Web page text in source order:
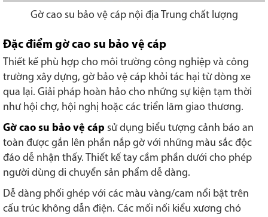
Gờ cao su bảo vệ cáp nội địa Trung chất lượng
Đặc điểm gờ cao su bảo vệ cáp
Thiết kế phù hợp cho môi trường công nghiệp và công
trường xây dựng, gờ bảo vệ cáp khỏi tác hại từ dòng xe
qua lại. Giải pháp hoàn hảo cho những sự kiện tạm thời
như hội chợ, hội nghị hoặc các triển lãm giao thương.
Gờ cao su bảo vệ cáp sử dụng biểu tượng cảnh báo an
toàn được gắn lên phần nắp gờ với những màu sắc độc
đáo dễ nhận thấy. Thiết kế tay cầm phần dưới cho phép
người dùng di chuyển sản phẩm dễ dàng.
Dễ dàng phối ghép với các màu vàng/cam nổi bật trên
cấu trúc không dẫn điện. Các mối nối kiểu xương chó